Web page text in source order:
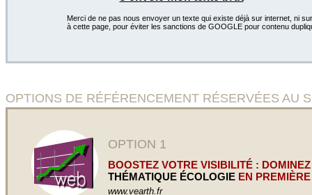
Merci de ne pas nous envoyer un texte qui existe déjà sur internet, ni
à cette page, pour éviter les sanctions de GOOGLE pour contenu
OPTIONS DE RÉFÉRENCEMENT RÉSERVÉES AU
OPTION 1
BOOSTEZ VOTRE VISIBILITÉ :
THÉMATIQUE ÉCOLOGIE EN
www.vearth.fr